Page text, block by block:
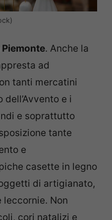
. Anche la
ad
tanti mercatini
e i
e soprattutto
tante
e
casette in legno
di artigianato,
Non
cori natalizi e